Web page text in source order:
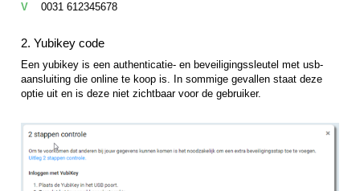
V 0031 612345678
2. Yubikey code
Een yubikey is een authenticatie- en beveiligingssleutel met usb-
aansluiting die online te koop is. In sommige gevallen staat deze
optie uit en is deze niet zichtbaar voor de gebruiker.